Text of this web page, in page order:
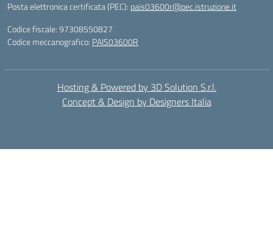
Posta elettronica certificata (PEC): pais03600r@pec.istruzione.it
Codice fiscale: 97308550827
Codice meccanografico: PAIS03600R
Hosting & Powered by 3D Solution S.r.l.
Concept & Design by Designers Italia